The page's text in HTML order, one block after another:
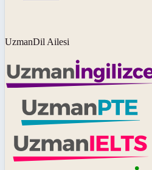
UzmanDil Ailesi